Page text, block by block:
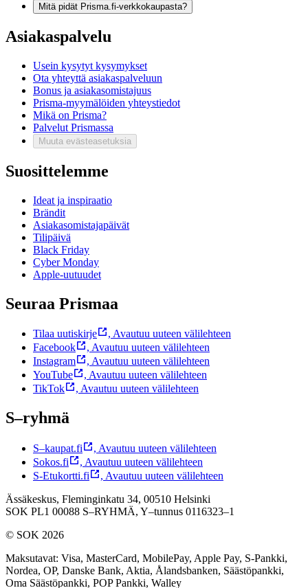
Mitä pidät Prisma.fi-verkkokaupasta?
Asiakaspalvelu
Usein kysytyt kysymykset
Ota yhteyttä asiakaspalveluun
Bonus ja asiakasomistajuus
Prisma-myymälöiden yhteystiedot
Mikä on Prisma?
Palvelut Prismassa
Muuta evästeasetuksia
Suosittelemme
Ideat ja inspiraatio
Brändit
Asiakasomistajapäivät
Tilipäivä
Black Friday
Cyber Monday
Apple-uutuudet
Seuraa Prismaa
Tilaa uutiskirje , Avautuu uuteen välilehteen
Facebook
, Avautuu uuteen välilehteen
Instagram
, Avautuu uuteen välilehteen
YouTube
, Avautuu uuteen välilehteen
TikTok
, Avautuu uuteen välilehteen
S–ryhmä
S–kaupat.fi , Avautuu uuteen välilehteen
Sokos.fi
, Avautuu uuteen välilehteen
S-Etukortti.fi
, Avautuu uuteen välilehteen
Ässäkeskus, Fleminginkatu 34, 00510 Helsinki
SOK PL1 00088 S–RYHMÄ, Y–tunnus 0116323–1
© SOK 2026
Maksutavat: Visa, MasterCard, MobilePay, Apple Pay, S-Pankki,
Nordea, OP, Danske Bank, Aktia, Ålandsbanken, Säästöpankki,
Oma Säästöpankki, POP Pankki, Walley